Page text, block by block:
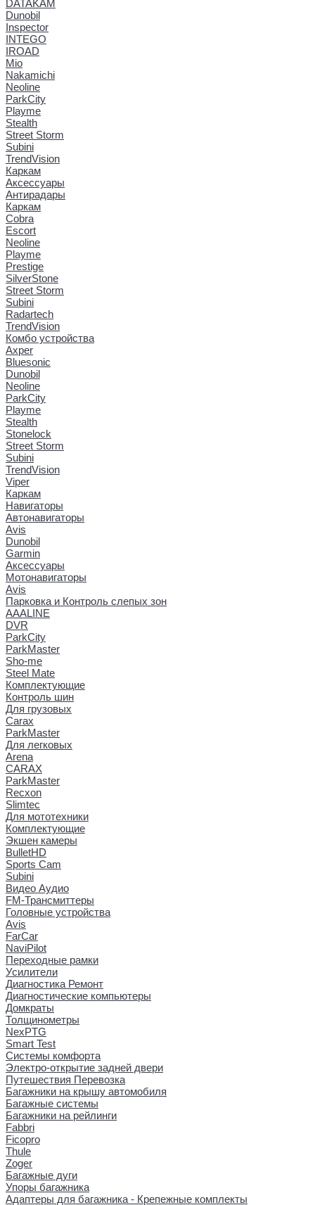
DATAKAM
Dunobil
Inspector
INTEGO
IROAD
Mio
Nakamichi
Neoline
ParkCity
Playme
Stealth
Street Storm
Subini
TrendVision
Каркам
Аксессуары
Антирадары
Каркам
Cobra
Escort
Neoline
Playme
Prestige
SilverStone
Street Storm
Subini
Radartech
TrendVision
Комбо устройства
Axper
Bluesonic
Dunobil
Neoline
ParkCity
Playme
Stealth
Stonelock
Street Storm
Subini
TrendVision
Viper
Каркам
Навигаторы
Автонавигаторы
Avis
Dunobil
Garmin
Аксессуары
Мотонавигаторы
Avis
Парковка и Контроль слепых зон
AAALINE
DVR
ParkCity
ParkMaster
Sho-me
Steel Mate
Комплектующие
Контроль шин
Для грузовых
Carax
ParkMaster
Для легковых
Arena
CARAX
ParkMaster
Recxon
Slimtec
Для мототехники
Комплектующие
Экшен камеры
BulletHD
Sports Cam
Subini
Видео Аудио
FM-Трансмиттеры
Головные устройства
Avis
FarCar
NaviPilot
Переходные рамки
Усилители
Диагностика Ремонт
Диагностические компьютеры
Домкраты
Толщинометры
NexPTG
Smart Test
Системы комфорта
Электро-открытие задней двери
Путешествия Перевозка
Багажники на крышу автомобиля
Багажные системы
Багажники на рейлинги
Fabbri
Ficopro
Thule
Zoger
Багажные дуги
Упоры багажника
Адаптеры для багажника - Крепежные комплекты